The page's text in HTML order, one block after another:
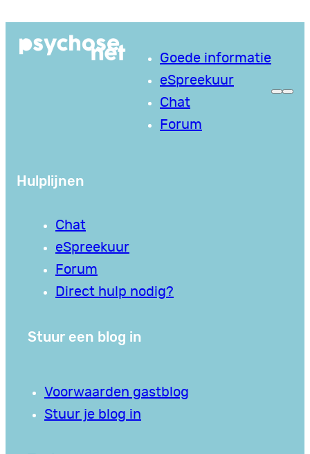
naar
Goede informatie
eSpreekuur
Chat
Forum
Hulplijnen
Chat
eSpreekuur
Forum
Direct hulp nodig?
Stuur een blog in
Voorwaarden gastblog
Stuur je blog in